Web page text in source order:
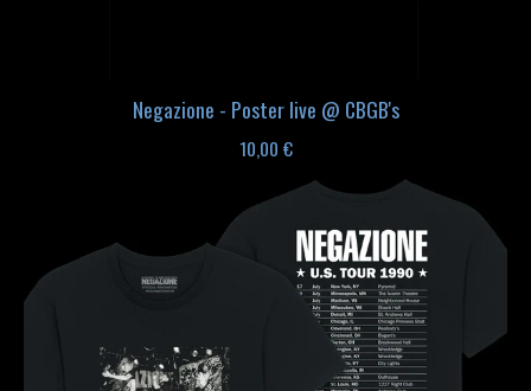
Negazione - Poster live @ CBGB's
10,00 €